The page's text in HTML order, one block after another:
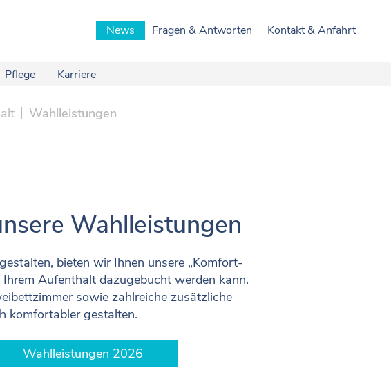
News Fragen & Antworten Kontakt & Anfahrt
Pflege Karriere
Wahlleistungen
Wahlleistungen
bieten wir Ihnen unsere „Komfort-
Aufenthalt dazugebucht werden kann.
sowie zahlreiche zusätzliche
komfortabler gestalten.
Wahlleistungen 2026